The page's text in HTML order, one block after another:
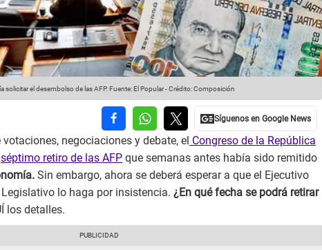
solicitar el desembolso de las AFP. Fuente: El Popular-Crédito: Composición
negociaciones y debate, el Congreso de la República
séptimo retiro de las AFP que semanas antes había sido remitido
Sin embargo, ahora se deberá esperar a que el Ejecutivo
lo haga por insistencia. ¿En qué fecha se podrá retirar
los detalles.